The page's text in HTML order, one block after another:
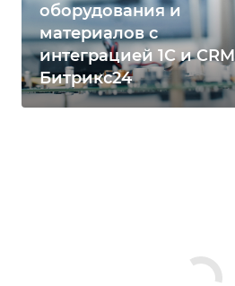
оборудования и
материалов с
интеграцией 1С и CRM
Битрикс24